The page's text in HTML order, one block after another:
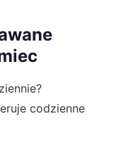
codzienne